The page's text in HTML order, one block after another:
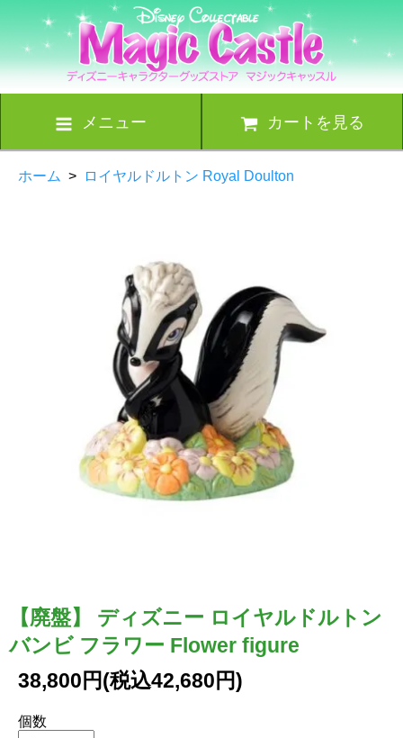
メニュー カートを見る
ホーム > ロイヤルドルトン Royal Doulton
【廃盤】 ディズニー ロイヤルドルトン
バンビ フラワー Flower figure
38,800円(税込42,680円)
個数